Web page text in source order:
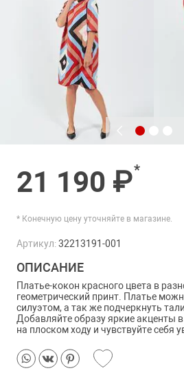
21 190 ₽*
* Конечную цену уточняйте в магазине.
Артикул:32213191-001
ОПИСАНИЕ
Платье-кокон красного цвета в
геометрический принт. Платье
силуэтом, а так же подчеркнуть
Добавляйте образу яркие акценты
на плоском ходу и чувствуйте себя